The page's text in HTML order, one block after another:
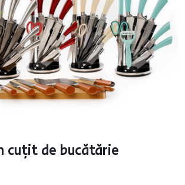
cuțit de bucătărie